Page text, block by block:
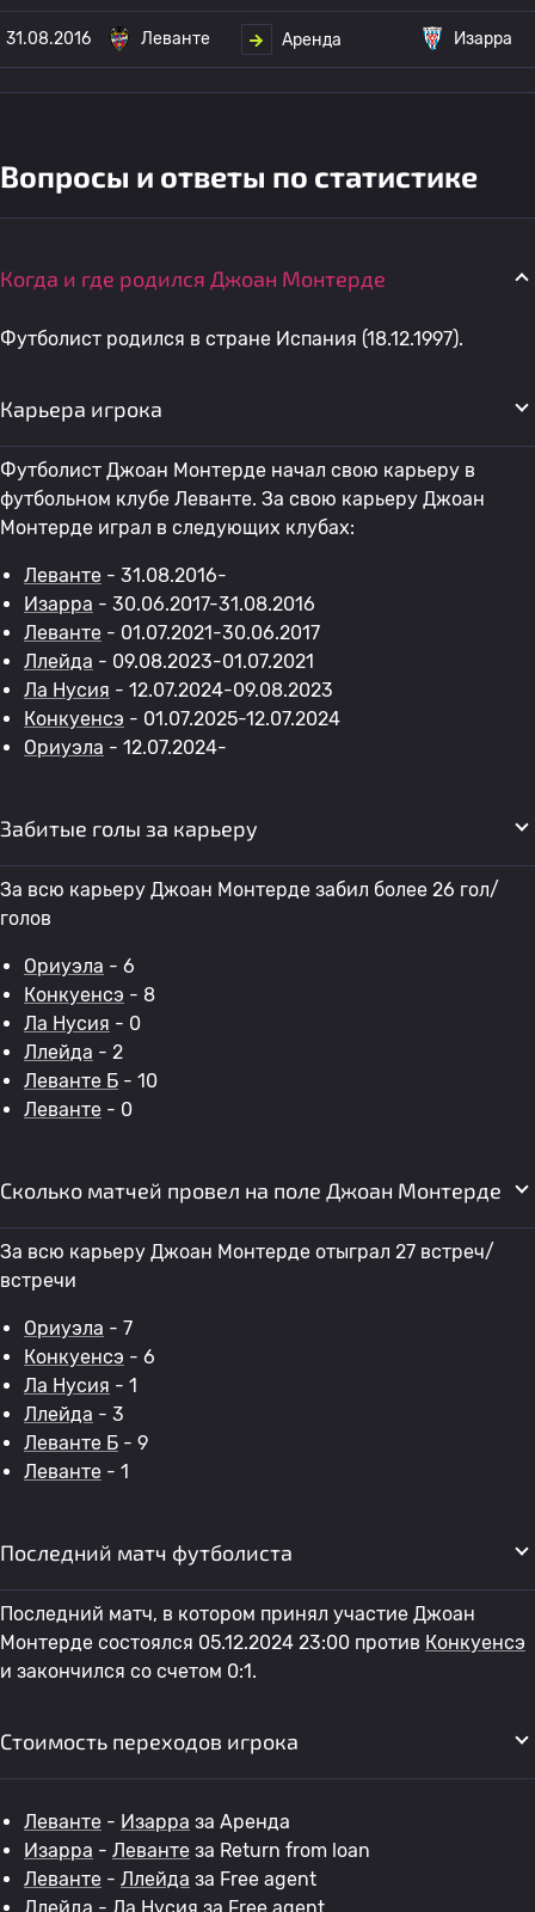
31.08.2016 Леванте Аренда Изарра
Вопросы и ответы по статистике
Когда и где родился Джоан Монтерде
Футболист родился в стране Испания (18.12.1997).
Карьера игрока
Футболист Джоан Монтерде начал свою карьеру в
футбольном клубе Леванте. За свою карьеру Джоан
Монтерде играл в следующих клубах:
Леванте - 31.08.2016-
Изарра - 30.06.2017-31.08.2016
Леванте - 01.07.2021-30.06.2017
Ллейда - 09.08.2023-01.07.2021
Ла Нусия - 12.07.2024-09.08.2023
Конкуенсэ - 01.07.2025-12.07.2024
Ориуэла - 12.07.2024-
Забитые голы за карьеру
За всю карьеру Джоан Монтерде забил более 26 гол/
голов
Ориуэла - 6
Конкуенсэ - 8
Ла Нусия - 0
Ллейда - 2
Леванте Б - 10
Леванте - 0
Сколько матчей провел на поле Джоан Монтерде
За всю карьеру Джоан Монтерде отыграл 27 встреч/
встречи
Ориуэла - 7
Конкуенсэ - 6
Ла Нусия - 1
Ллейда - 3
Леванте Б - 9
Леванте - 1
Последний матч футболиста
Последний матч, в котором принял участие Джоан
Монтерде состоялся 05.12.2024 23:00 против Конкуенсэ
и закончился со счетом 0:1.
Стоимость переходов игрока
Леванте - Изарра за Аренда
Изарра - Леванте за Return from loan
Леванте - Ллейда за Free agent